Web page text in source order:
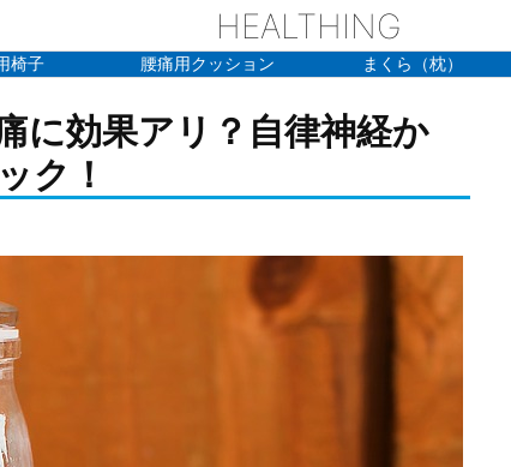
HEALTHING
椅子 腰痛用クッション まくら（枕）
に効果アリ？自律神経か
ク！